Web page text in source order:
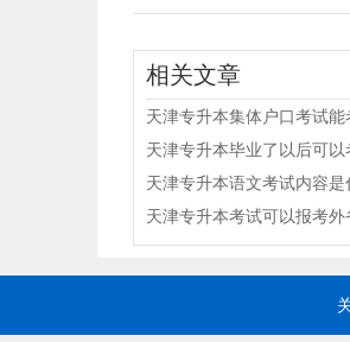
相关文章
天津专升本集体户口考试能
天津专升本毕业了以后可以
天津专升本语文考试内容是
天津专升本考试可以报考